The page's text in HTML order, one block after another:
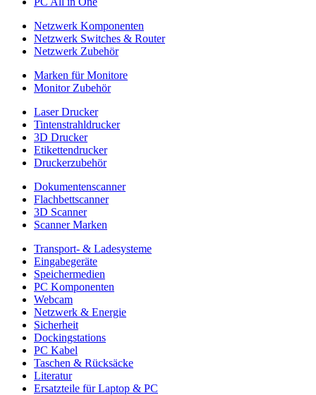
Netzwerk Komponenten
Netzwerk Switches & Router
Netzwerk Zubehör
Marken für Monitore
Monitor Zubehör
Laser Drucker
Tintenstrahldrucker
3D Drucker
Etikettendrucker
Druckerzubehör
Dokumentenscanner
Flachbettscanner
3D Scanner
Scanner Marken
Transport- & Ladesysteme
Eingabegeräte
Speichermedien
PC Komponenten
Webcam
Netzwerk & Energie
Sicherheit
Dockingstations
PC Kabel
Taschen & Rücksäcke
Literatur
Ersatzteile für Laptop & PC